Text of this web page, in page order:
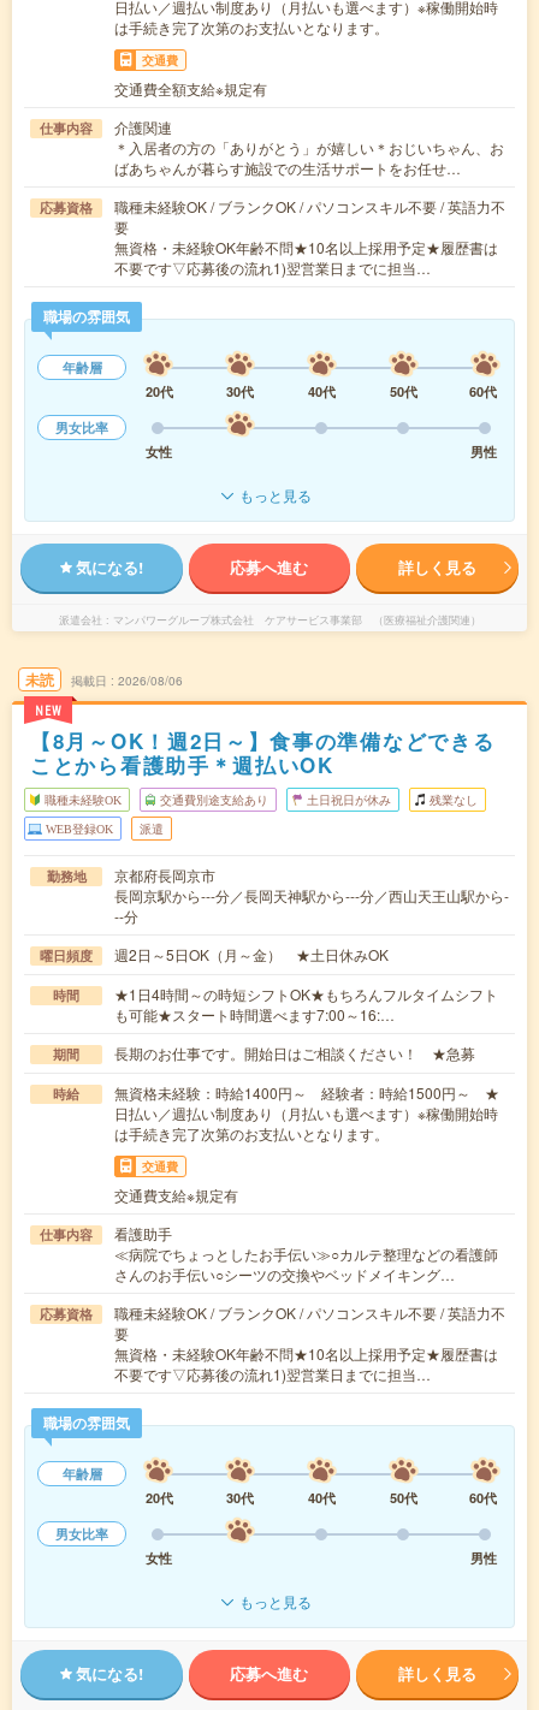
日払い／週払い制度あり（月払いも選べます）※稼働開始時
は手続き完了次第のお支払いとなります。
交通費
交通費全額支給※規定有
仕事内容
介護関連
＊入居者の方の「ありがとう」が嬉しい＊おじいちゃん、お
ばあちゃんが暮らす施設での生活サポートをお任せ…
応募資格
職種未経験OK / ブランクOK / パソコンスキル不要 / 英語力不
要
無資格・未経験OK年齢不問★10名以上採用予定★履歴書は
不要です▽応募後の流れ1)翌営業日までに担当…
職場の雰囲気
年齢層
20代
30代 40代 50代
60代
男女比率
女性
男性
もっと見る
気になる! 応募へ進む 詳しく見る
派遣会社 マンパワーグループ株式会社 ケアサービス事業部 （医療福祉介護関連）
未読
NEW
掲載日 2026/08/06
【8月～OK！週2日～】食事の準備などできる
ことから看護助手＊週払いOK
職種未経験OK 交通費別途支給あり 土日祝日が休み 残業なし
WEB登録OK 派遣
勤務地
京都府長岡京市
長岡京駅から---分／長岡天神駅から---分／西山天王山駅から-
--分
曜日頻度 週2日～5日OK（月～金） ★土日休みOK
時間
★1日4時間～の時短シフトOK★もちろんフルタイムシフト
も可能★スタート時間選べます7:00～16:…
期間 長期のお仕事です。開始日はご相談ください！ ★急募
時給
無資格未経験：時給1400円～ 経験者：時給1500円～ ★
日払い／週払い制度あり（月払いも選べます）※稼働開始時
は手続き完了次第のお支払いとなります。
交通費
交通費支給※規定有
仕事内容
看護助手
≪病院でちょっとしたお手伝い≫○カルテ整理などの看護師
さんのお手伝い○シーツの交換やベッドメイキング…
応募資格
職種未経験OK / ブランクOK / パソコンスキル不要 / 英語力不
要
無資格・未経験OK年齢不問★10名以上採用予定★履歴書は
不要です▽応募後の流れ1)翌営業日までに担当…
職場の雰囲気
年齢層
20代
30代 40代 50代
60代
男女比率
女性
男性
もっと見る
気になる! 応募へ進む 詳しく見る